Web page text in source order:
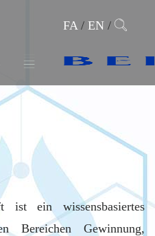
FA/ EN/
ist ein wissensbasiertes
Bereichen Gewinnung,